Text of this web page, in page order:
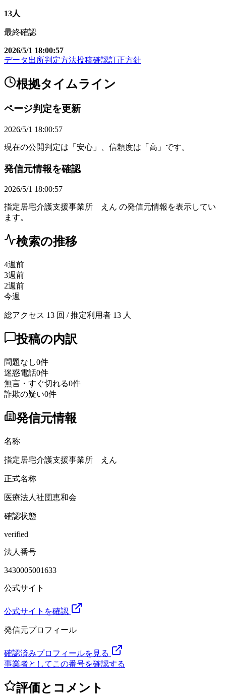
13人
最終確認
2026/5/1 18:00:57
データ出所判定方法投稿確認訂正方針
根拠タイムライン
ページ判定を更新
2026/5/1 18:00:57
現在の公開判定は「安心」、信頼度は「高」です。
発信元情報を確認
2026/5/1 18:00:57
指定居宅介護支援事業所 えん の発信元情報を表示してい
ます。
検索の推移
4週前
3週前
2週前
今週
総アクセス 13 回 / 推定利用者 13 人
投稿の内訳
問題なし0件
迷惑電話0件
無言・すぐ切れる0件
詐欺の疑い0件
発信元情報
名称
指定居宅介護支援事業所 えん
正式名称
医療法人社団恵和会
確認状態
verified
法人番号
3430005001633
公式サイト
公式サイトを確認
発信元プロフィール
確認済みプロフィールを見る
事業者としてこの番号を確認する
評価とコメント